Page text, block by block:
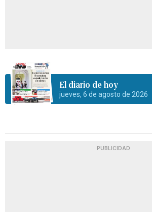
El diario de hoy
jueves, 6 de agosto de 2026
PUBLICIDAD